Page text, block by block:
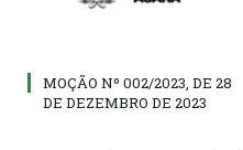
MOÇÃO Nº 002/2023, DE 28
DE DEZEMBRO DE 2023